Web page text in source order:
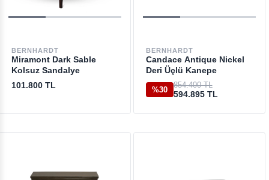
BERNHARDT
Miramont Dark Sable
Kolsuz Sandalye
101.800 TL
BERNHARDT
Candace Antique Nickel
Deri Üçlü Kanepe
%30
854.400 TL
594.895 TL